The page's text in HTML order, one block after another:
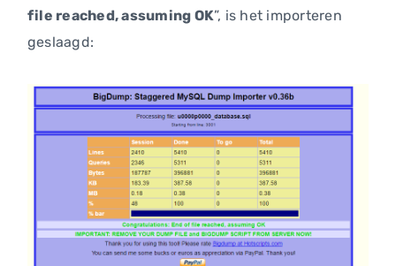
file reached, assuming OK”, is het importeren
geslaagd: